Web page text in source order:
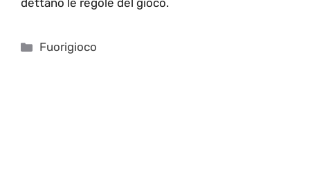
dettano le regole del gioco.
Categorie
Fuorigioco